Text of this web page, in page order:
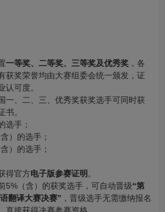
一等奖、二等奖、三等奖及优秀奖 ，各
获奖荣誉均由大赛组委会统一颁发，证
认可度。
一、二、三、优秀奖获奖选手可同时获
书。
选手；
）的选手；
）的选手；
得官方电子版参赛证明。
5%（含）的获奖选手，可自动晋级“第
翻译大赛决赛” ，晋级选手无需缴纳报名